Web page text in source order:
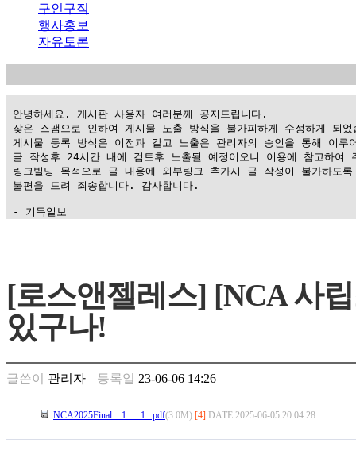
구인구직
행사홍보
자유토론
안녕하세요. 게시판 사용자 여러분께 공지드립니다.
잦은 스팸으로 인하여 게시물 노출 방식을 불가피하게 수정하게 되었
게시물 등록 방식은 이전과 같고 노출은 관리자의 승인을 통해 이루
글 작성후 24시간 내에 검토후 노출될 예정이오니 이용에 참고하여
링크빌딩 목적으로 글 내용에 외부링크 추가시 글 작성이 불가하도
불편을 드려 죄송합니다. 감사합니다.
- 기독일보
남
찾
기
은
링
크
넷
[로스앤젤레스] [NCA 사
있구나!
글쓴이 관리자 등록일 23-06-06 14:26
NCA2025Final__1___1_.pdf(3.0M) [4] DATE 2025-06-05 20:04:28